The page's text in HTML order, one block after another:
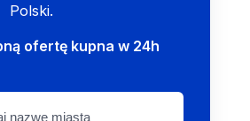
Polski.
ofertę kupna w 24h